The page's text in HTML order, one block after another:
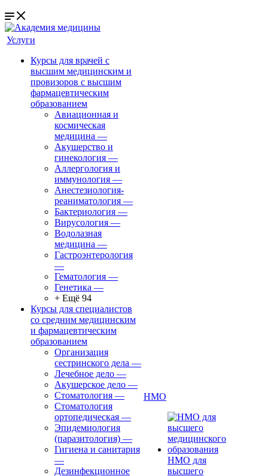
Услуги
Курсы для врачей с
высшим медицинским и
провизоров с высшим
фармацевтическим
образованием
Авиационная и
космическая
медицина —
Акушерство и
гинекология —
Аллергология и
иммунология —
Анестезиология-
реаниматология —
Бактериология —
Вирусология —
Водолазная
медицина —
Гастроэнтерология
—
Гематология —
Генетика —
+ Ещё 94
Курсы для специалистов
со средним медицинским
и фармацевтическим
образованием
Организация
сестринского дела —
Лечебное дело —
Акушерское дело —
Стоматология —
Стоматология
ортопедическая —
Эпидемиология
(паразитология) —
Гигиена и санитария
—
Дезинфекционное
НМО
НМО для
высшего